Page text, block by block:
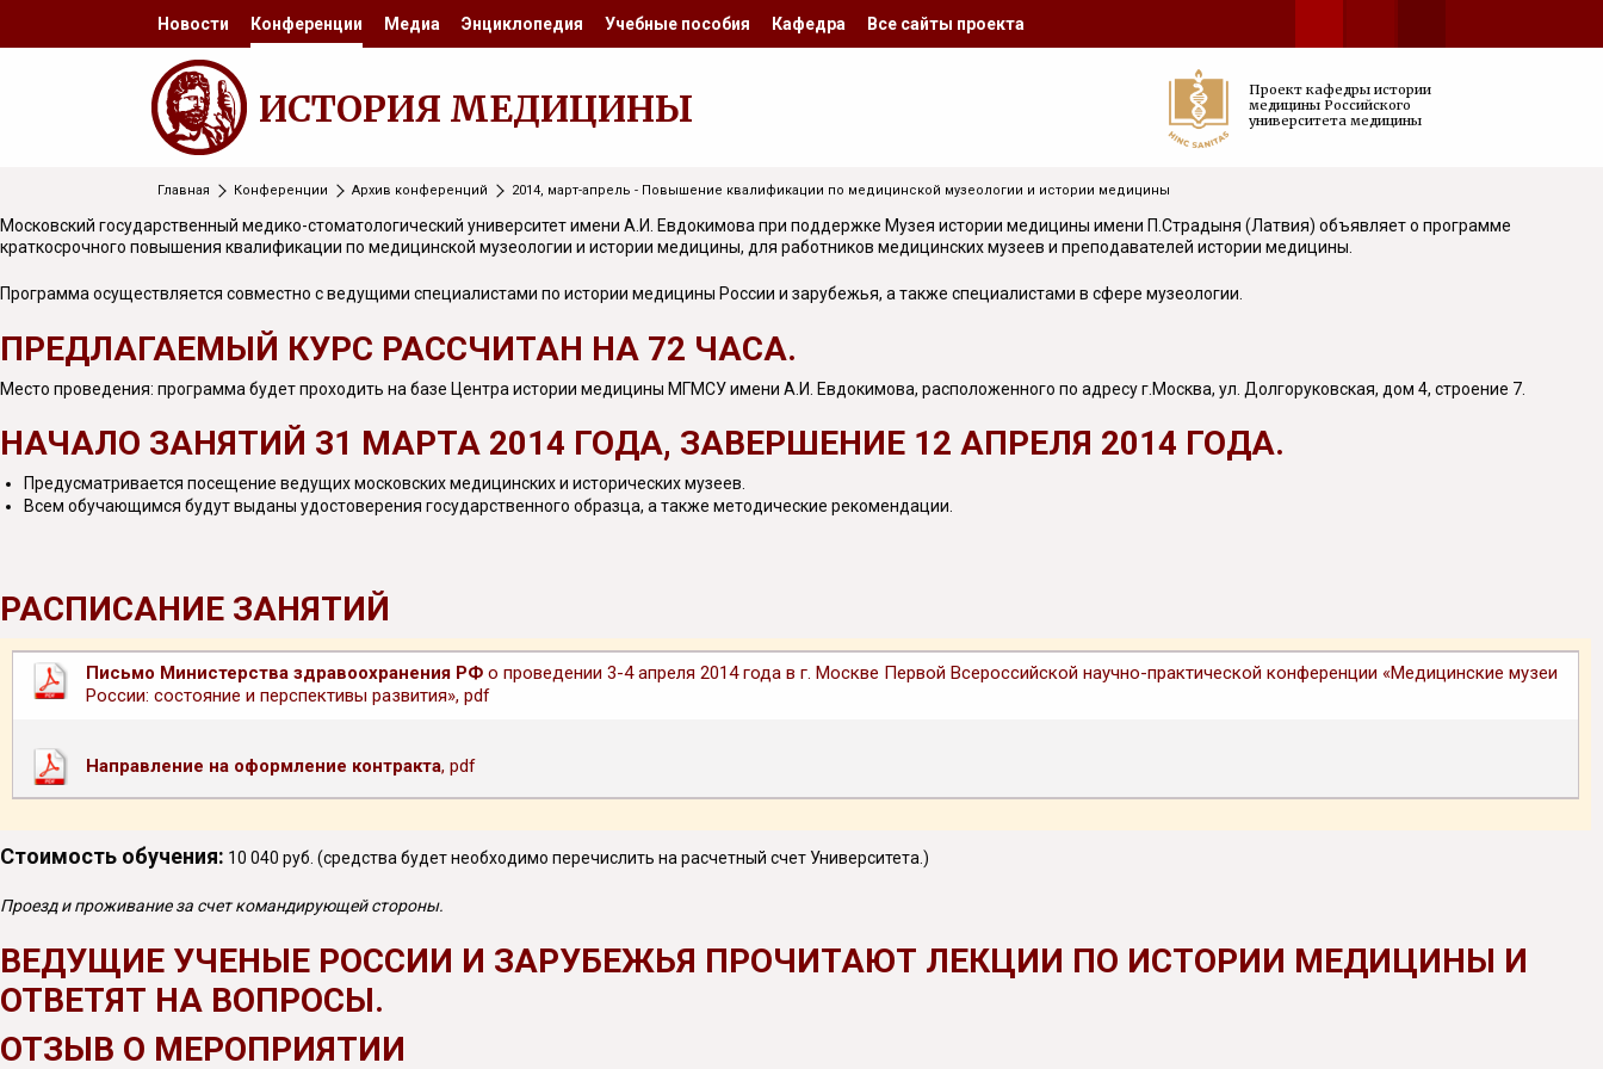
Новости Конференции Медиа Энциклопедия Учебные пособия Кафедра Все сайты проекта
ИСТОРИЯ МЕДИЦИНЫ
Проект кафедры истории
медицины Российского
университета медицины
Главная Конференции Архив конференций 2014, март-апрель - Повышение квалификации по медицинской музеологии и истории медицины
Московский государственный медико-стоматологический университет имени А.И. Евдокимова при поддержке Музея истории медицины имени П.Страдыня (Латвия) объявляет о программе
краткосрочного повышения квалификации по медицинской музеологии и истории медицины, для работников медицинских музеев и преподавателей истории медицины.
Программа осуществляется совместно с ведущими специалистами по истории медицины России и зарубежья, а также специалистами в сфере музеологии.
ПРЕДЛАГАЕМЫЙ КУРС РАССЧИТАН НА 72 ЧАСА.
Место проведения: программа будет проходить на базе Центра истории медицины МГМСУ имени А.И. Евдокимова, расположенного по адресу г.Москва, ул. Долгоруковская, дом 4, строение 7.
НАЧАЛО ЗАНЯТИЙ 31 МАРТА 2014 ГОДА, ЗАВЕРШЕНИЕ 12 АПРЕЛЯ 2014 ГОДА.
Предусматривается посещение ведущих московских медицинских и исторических музеев.
Всем обучающимся будут выданы удостоверения государственного образца, а также методические рекомендации.
РАСПИСАНИЕ ЗАНЯТИЙ
Письмо Министерства здравоохранения РФ о проведении 3-4 апреля 2014 года в г. Москве Первой Всероссийской научно-практической конференции «Медицинские музеи
России: состояние и перспективы развития», pdf
Направление на оформление контракта, pdf
Стоимость обучения: 10 040 руб. (средства будет необходимо перечислить на расчетный счет Университета.)
Проезд и проживание за счет командирующей стороны.
ВЕДУЩИЕ УЧЕНЫЕ РОССИИ И ЗАРУБЕЖЬЯ ПРОЧИТАЮТ ЛЕКЦИИ ПО ИСТОРИИ МЕДИЦИНЫ И
ОТВЕТЯТ НА ВОПРОСЫ.
ОТЗЫВ О МЕРОПРИЯТИИ